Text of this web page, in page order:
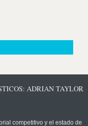
ADRIAN TAYLOR
competitivo y el estado de